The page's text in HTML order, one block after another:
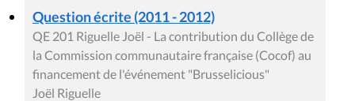
Question écrite (2011 - 2012)
QE 201 Riguelle Joël - La contribution du Collège de
la Commission communautaire française (Cocof) au
financement de l'événement "Brusselicious"
Joël Riguelle